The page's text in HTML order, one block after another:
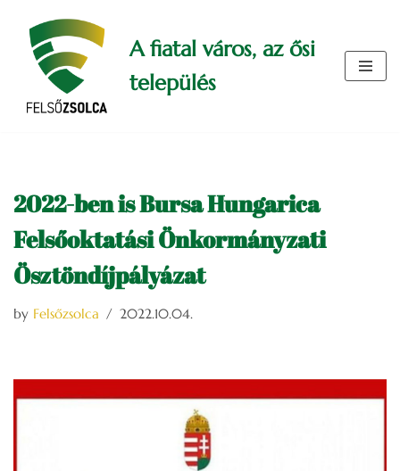
Skip
content
A fiatal város, az ősi
település
2022-ben is Bursa Hungarica
Felsőoktatási Önkormányzati
Ösztöndíjpályázat
by Felsőzsolca 2022.10.04.